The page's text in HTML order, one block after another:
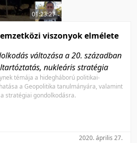
01:23:27
viszonyok elmélete
változása a 20. században
nukleáris stratégia
témája a hidegháború politikai-
a Geopolitika tanulmányára, valamint
stratégiai gondolkodásra.
2020. április 27.